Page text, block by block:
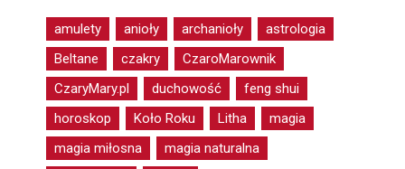
amulety anioły archanioły
astrologia
Beltane
czakry
CzaroMarownik
CzaryMary.pl
duchowość
feng shui
horoskop
Koło Roku Litha
magia
magia miłosna
magia naturalna